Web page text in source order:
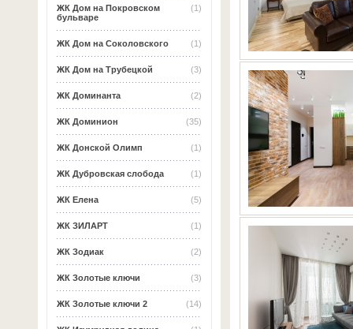
(1)
ЖК Дом на Покровском
бульваре
(1)
ЖК Дом на Соколовского
(3)
ЖК Дом на Трубецкой
(2)
ЖК Доминанта
(35)
ЖК Доминион
(1)
ЖК Донской Олимп
(1)
ЖК Дубровская слобода
(5)
ЖК Елена
(1)
ЖК ЗИЛАРТ
(2)
ЖК Зодиак
(3)
ЖК Золотые ключи
(14)
ЖК Золотые ключи 2